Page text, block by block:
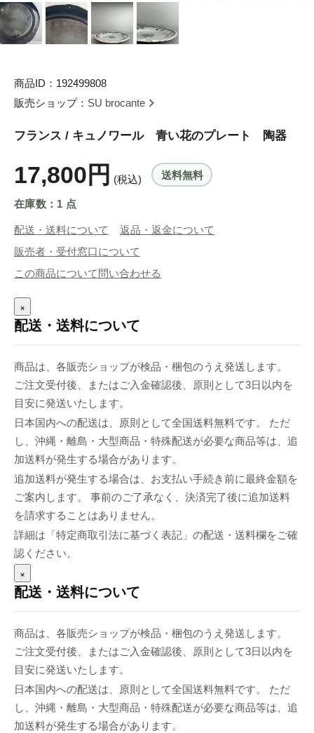
商品ID：192499808
販売ショップ： SU brocante
フランス / キュノワール 青い花のプレート 陶器
17,800円 (税込) 送料無料
在庫数：1 点
配送・送料について
返品・返金について
販売者・受付窓口について
この商品について問い合わせる
×
配送・送料について
商品は、各販売ショップが検品・梱包のうえ発送します。
ご注文受付後、またはご入金確認後、原則として3日以内を
目安に発送いたします。
日本国内への配送は、原則として全国送料無料です。 ただ
し、沖縄・離島・大型商品・特殊配送が必要な商品等は、追
加送料が発生する場合があります。
追加送料が発生する場合は、お支払い手続き前に最終金額を
ご案内します。 事前のご了承なく、決済完了後に追加送料
を請求することはありません。
詳細は「特定商取引法に基づく表記」の配送・送料欄をご確
認ください。
×
配送・送料について
商品は、各販売ショップが検品・梱包のうえ発送します。
ご注文受付後、またはご入金確認後、原則として3日以内を
目安に発送いたします。
日本国内への配送は、原則として全国送料無料です。 ただ
し、沖縄・離島・大型商品・特殊配送が必要な商品等は、追
加送料が発生する場合があります。